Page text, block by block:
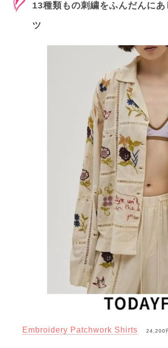
13種類もの刺繍をふんだんに
ツ
Embroidery Patchwork Shirts 24,200